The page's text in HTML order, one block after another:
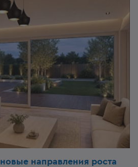
новые направления роста